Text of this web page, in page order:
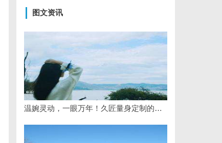
图文资讯
温婉灵动，一眼万年！久匠量身定制的眉眼唇，才是你整张脸的点睛之笔！淡颜系女生的气质加分项